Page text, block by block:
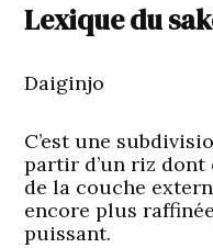
Lexique du
Daiginjo
C’est une
partir d’un riz
de la couche
encore plus
puissant.